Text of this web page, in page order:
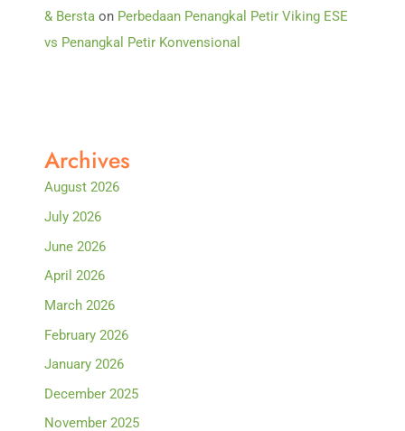
& Bersta on Perbedaan Penangkal Petir Viking ESE
vs Penangkal Petir Konvensional
Archives
August 2026
July 2026
June 2026
April 2026
March 2026
February 2026
January 2026
December 2025
November 2025